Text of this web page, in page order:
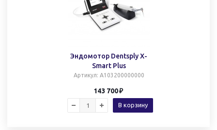
Эндомотор Dentsply X-
Smart Plus
Артикул: A103200000000
143 700
В корзину